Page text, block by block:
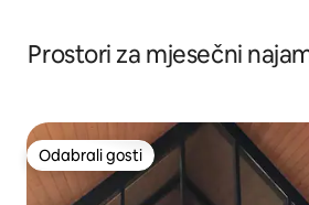
Prostori za mjesečni
Odabrali gosti
Odabrali gosti